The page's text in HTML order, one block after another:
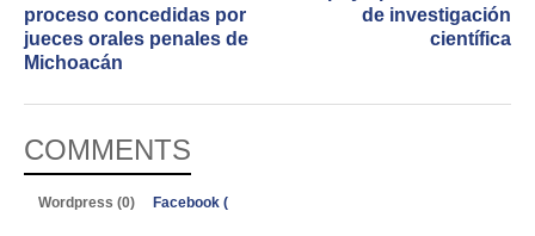
proceso concedidas por
jueces orales penales de
Michoacán
de investigación
científica
COMMENTS
Wordpress (0) Facebook (